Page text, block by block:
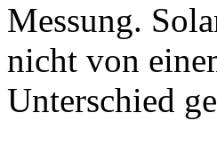
Messung.
nicht von
Unterschied